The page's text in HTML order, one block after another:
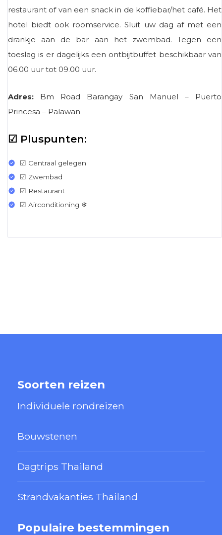
restaurant of van een snack in de koffiebar/het café. Het
hotel biedt ook roomservice. Sluit uw dag af met een
drankje aan de bar aan het zwembad. Tegen een
toeslag is er dagelijks een ontbijtbuffet beschikbaar van
06.00 uur tot 09.00 uur.
Adres: Bm Road Barangay San Manuel – Puerto
Princesa – Palawan
☑ Pluspunten:
☑ Centraal gelegen
☑ Zwembad
☑ Restaurant
☑ Airconditioning ❄
Soorten reizen
Individuele rondreizen
Bouwstenen
Dagtrips Thailand
Strandvakanties Thailand
Populaire bestemmingen